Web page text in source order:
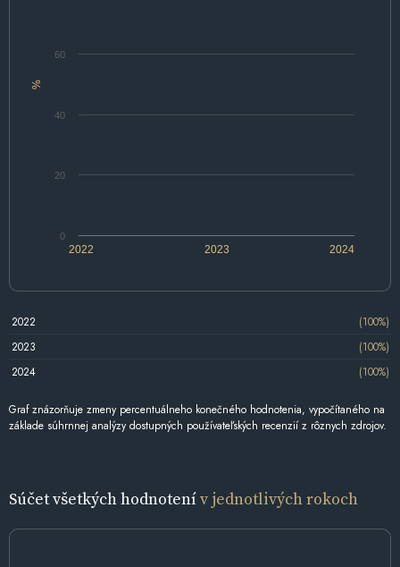
%
2022 2023 2024
0
20
40
60
2022
(100%)
2023
(100%)
2024
(100%)
Graf znázorňuje zmeny percentuálneho konečného hodnotenia, vypočítaného na
základe súhrnnej analýzy dostupných používateľských recenzií z rôznych zdrojov.
Súčet všetkých hodnotenív jednotlivých rokoch